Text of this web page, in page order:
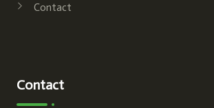
Contact
Contact